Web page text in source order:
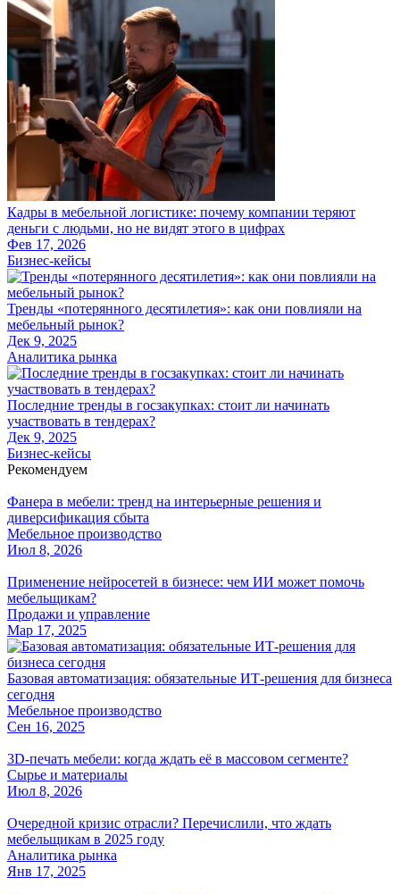
Кадры в мебельной логистике: почему компании теряют
деньги с людьми, но не видят этого в цифрах
Фев 17, 2026
Бизнес-кейсы
Тренды «потерянного десятилетия»: как они повлияли на
мебельный рынок?
Дек 9, 2025
Аналитика рынка
Последние тренды в госзакупках: стоит ли начинать
участвовать в тендерах?
Дек 9, 2025
Бизнес-кейсы
Рекомендуем
Фанера в мебели: тренд на интерьерные решения и
диверсификация сбыта
Мебельное производство
Июл 8, 2026
Применение нейросетей в бизнесе: чем ИИ может помочь
мебельщикам?
Продажи и управление
Мар 17, 2025
Базовая автоматизация: обязательные ИТ-решения для бизнеса
сегодня
Мебельное производство
Сен 16, 2025
3D-печать мебели: когда ждать её в массовом сегменте?
Сырье и материалы
Июл 8, 2026
Очередной кризис отрасли? Перечислили, что ждать
мебельщикам в 2025 году
Аналитика рынка
Янв 17, 2025